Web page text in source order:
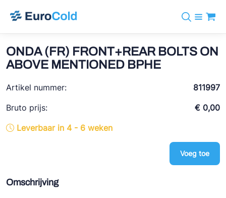
info@eurocold.nl
Merken
BOCK
REFFLEX®
Koudemiddelen
Diensten
Nieuws
Over ons
ONDA (FR) FRONT+REAR BOLTS ON
ABOVE MENTIONED BPHE
Artikel nummer:
811997
Bruto prijs:
€ 0,00
Leverbaar in 4 - 6 weken
Voeg toe
Omschrijving